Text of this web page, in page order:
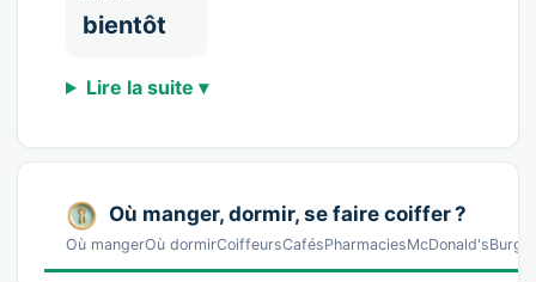
bientôt
Lire la suite ▾
Où manger, dormir, se faire coiffer ?
Où mangerOù